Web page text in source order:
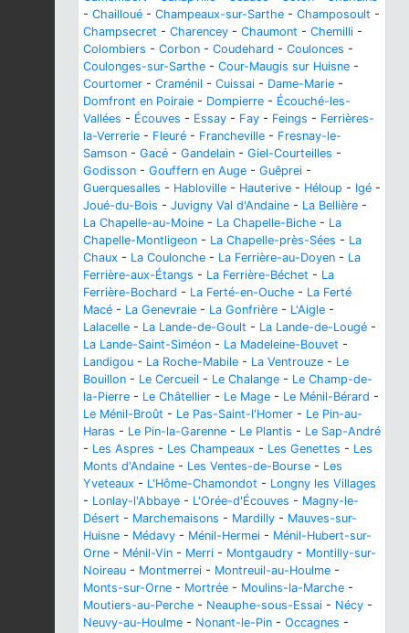
- Chailloué - Champeaux-sur-Sarthe - Champosoult -
Champsecret - Charencey - Chaumont - Chemilli -
Colombiers - Corbon - Coudehard - Coulonces -
Coulonges-sur-Sarthe - Cour-Maugis sur Huisne -
Courtomer - Craménil - Cuissai - Dame-Marie -
Domfront en Poiraie - Dompierre - Écouché-les-
Vallées - Écouves - Essay - Fay - Feings - Ferrières-
la-Verrerie - Fleuré - Francheville - Fresnay-le-
Samson - Gacé - Gandelain - Giel-Courteilles -
Godisson - Gouffern en Auge - Guêprei -
Guerquesalles - Habloville - Hauterive - Héloup - Igé -
Joué-du-Bois - Juvigny Val d'Andaine - La Bellière -
La Chapelle-au-Moine - La Chapelle-Biche - La
Chapelle-Montligeon - La Chapelle-près-Sées - La
Chaux - La Coulonche - La Ferrière-au-Doyen - La
Ferrière-aux-Étangs - La Ferrière-Béchet - La
Ferrière-Bochard - La Ferté-en-Ouche - La Ferté
Macé - La Genevraie - La Gonfrière - L'Aigle -
Lalacelle - La Lande-de-Goult - La Lande-de-Lougé -
La Lande-Saint-Siméon - La Madeleine-Bouvet -
Landigou - La Roche-Mabile - La Ventrouze - Le
Bouillon - Le Cercueil - Le Chalange - Le Champ-de-
la-Pierre - Le Châtellier - Le Mage - Le Ménil-Bérard -
Le Ménil-Broût - Le Pas-Saint-l'Homer - Le Pin-au-
Haras - Le Pin-la-Garenne - Le Plantis - Le Sap-André
- Les Aspres - Les Champeaux - Les Genettes - Les
Monts d'Andaine - Les Ventes-de-Bourse - Les
Yveteaux - L'Hôme-Chamondot - Longny les Villages
- Lonlay-l'Abbaye - L'Orée-d'Écouves - Magny-le-
Désert - Marchemaisons - Mardilly - Mauves-sur-
Huisne - Médavy - Ménil-Hermei - Ménil-Hubert-sur-
Orne - Ménil-Vin - Merri - Montgaudry - Montilly-sur-
Noireau - Montmerrei - Montreuil-au-Houlme -
Monts-sur-Orne - Mortrée - Moulins-la-Marche -
Moutiers-au-Perche - Neauphe-sous-Essai - Nécy -
Neuvy-au-Houlme - Nonant-le-Pin - Occagnes -